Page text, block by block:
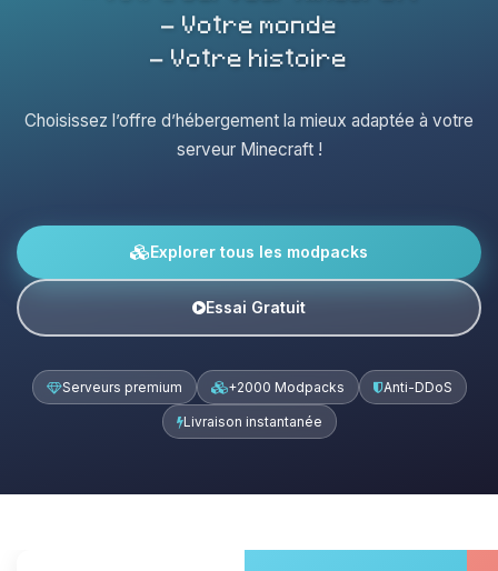
- Votre monde
- Votre histoire
Choisissez l’offre d’hébergement la mieux adaptée à votre
serveur Minecraft !
Explorer tous les modpacks
Essai Gratuit
Serveurs premium +2000 Modpacks Anti-DDoS
Livraison instantanée